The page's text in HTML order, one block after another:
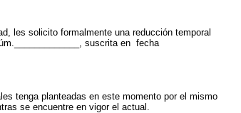
les solicito formalmente una reducción temporal
suscrita en fecha
tenga planteadas en este momento por el mismo
se encuentre en vigor el actual.